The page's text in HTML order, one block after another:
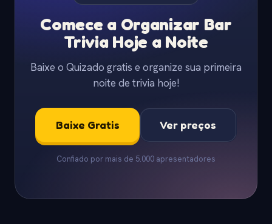
Comece a Organizar Bar
Trivia Hoje a Noite
Baixe o Quizado gratis e organize sua primeira
noite de trivia hoje!
Baixe Gratis Ver preços
Confiado por mais de 5.000 apresentadores